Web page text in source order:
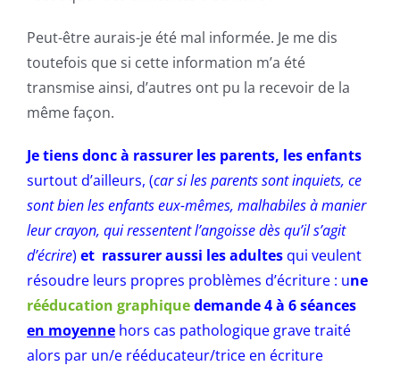
Peut-être aurais-je été mal informée. Je me dis
toutefois que si cette information m’a été
transmise ainsi, d’autres ont pu la recevoir de la
même façon.
Je tiens donc à rassurer les parents, les enfants
surtout d’ailleurs, (car si les parents sont inquiets, ce
sont bien les enfants eux-mêmes, malhabiles à manier
leur crayon, qui ressentent l’angoisse dès qu’il s’agit
d’écrire) et rassurer aussi les adultes qui veulent
résoudre leurs propres problèmes d’écriture : une
rééducation graphiquedemande 4 à 6 séances
en moyenne hors cas pathologique grave traité
alors par un/e rééducateur/trice en écriture